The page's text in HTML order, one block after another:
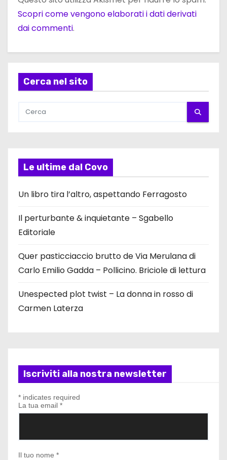
Scopri come vengono elaborati i dati derivati
dai commenti.
Cerca nel sito
Le ultime dal Covo
Un libro tira l’altro, aspettando Ferragosto
Il perturbante & inquietante – Sgabello
Editoriale
Quer pasticciaccio brutto de Via Merulana di
Carlo Emilio Gadda – Pollicino. Briciole di lettura
Unespected plot twist – La donna in rosso di
Carmen Laterza
Iscriviti alla nostra newsletter
* indicates required
La tua email *
Il tuo nome *